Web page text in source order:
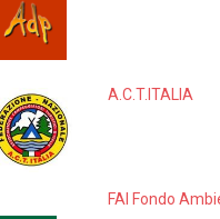
A.C.T.ITALIA
FAI Fondo